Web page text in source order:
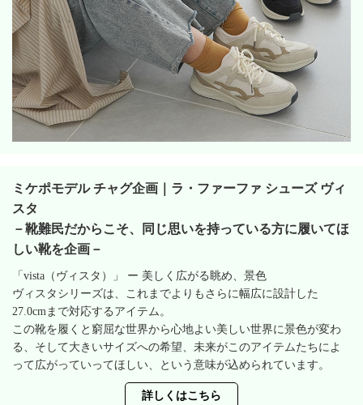
ミケポモデル チャグ企画｜ラ・ファーファ シューズ ヴィ
スタ
－靴難民だからこそ、同じ思いを持っている方に履いてほ
しい靴を企画－
「vista（ヴィスタ）」 ー 美しく広がる眺め、景色
ヴィスタシリーズは、これまでよりもさらに幅広に設計した
27.0cmまで対応するアイテム。
この靴を履くと窮屈な世界から心地よい美しい世界に景色が変わ
る、そして大きいサイズへの希望、未来がこのアイテムたちによ
って広がっていってほしい、という意味が込められています。
詳しくはこちら